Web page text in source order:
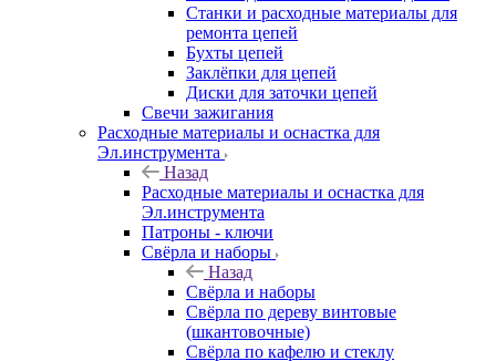
Станки и расходные материалы для
ремонта цепей
Бухты цепей
Заклёпки для цепей
Диски для заточки цепей
Свечи зажигания
Расходные материалы и оснастка для
Эл.инструмента
Назад
Расходные материалы и оснастка для
Эл.инструмента
Патроны - ключи
Свёрла и наборы
Назад
Свёрла и наборы
Свёрла по дереву винтовые
(шкантовочные)
Свёрла по кафелю и стеклу